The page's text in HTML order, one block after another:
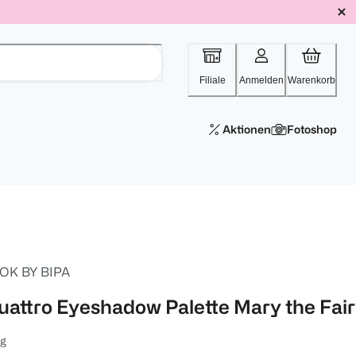
Filiale Anmelden Warenkorb
Aktionen Fotoshop
BY BIPA
Eyeshadow Palette Mary the